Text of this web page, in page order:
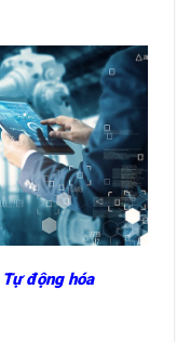
Tự động hóa